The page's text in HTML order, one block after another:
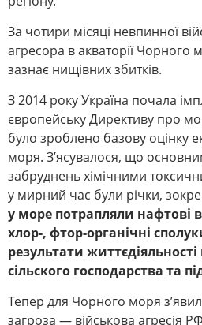
За чотири місяці невпинної
агресора в акваторії Чорного
зазнає нищівних збитків.
З 2014 року Україна почала
європейську Директиву про
було зроблено базову оцінку
моря. З’ясувалося, що
забруднень хімічними
у мирний час були річки,
у море потрапляли нафтові
хлор-, фтор-органічні
результати
сільского господарства та
Тепер для Чорного моря
загроза — військова агресія